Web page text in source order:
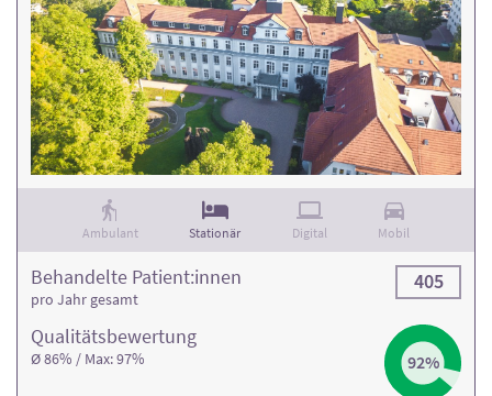
Ambulant Stationär Digital Mobil
Qualitäts­bewertung
Ø 86% / Max: 97% 92%
Behandelte Patient:innen
pro Jahr gesamt
405